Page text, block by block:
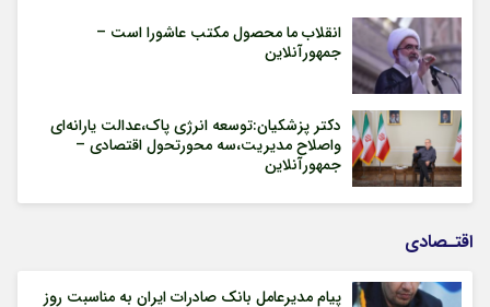
انقلاب ما محصول مکتب عاشورا است –
جمهورآنلاین
دکتر پزشکیان:توسعه انرژی پاک،عدالت یارانه‌ای
واصلاح مدیریت،سه محورتحول اقتصادی –
جمهورآنلاین
اقتـصادی
پیام مدیرعامل بانک صادرات ایران به مناسبت روز